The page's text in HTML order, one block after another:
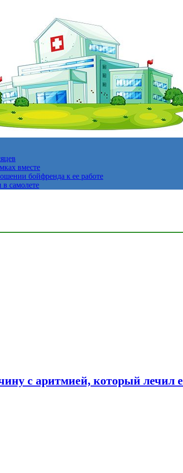
вместе
бойфренда к ее работе
в самолете
с аритмией, который лечил